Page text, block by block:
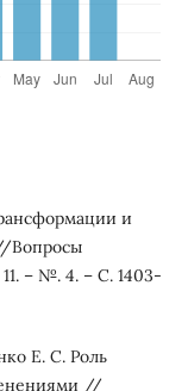
и
Вопросы
– №. 4. – С. 1403-
Е. С. Роль
//